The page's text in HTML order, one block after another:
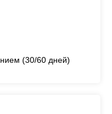
(30/60 дней)